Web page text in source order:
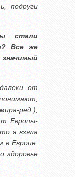
подруги
стали
Все же
от
ред.),
Европы-
я взяла
в Европе.
здоровье